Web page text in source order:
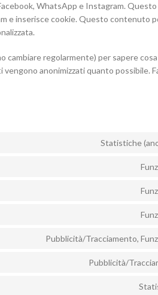
WhatsApp e Instagram.
e inserisce cookie. Questo contenuto
cambiare regolarmente) per sapere
anonimizzati quanto possibile.
Statistiche
Pubblicità/Tracciamento,
Pubblicità/